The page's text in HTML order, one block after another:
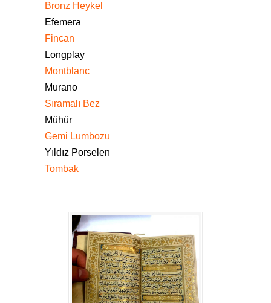
Bronz Heykel
Efemera
Fincan
Longplay
Montblanc
Murano
Sıramalı Bez
Mühür
Gemi Lumbozu
Yıldız Porselen
Tombak